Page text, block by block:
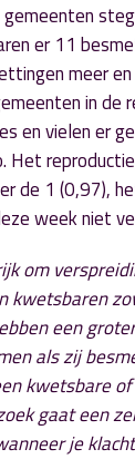
er 11
meer
in de
en vielen er
Het
de 1 (0,97),
week niet
om
kwetsbaren
een
als zij
kwetsbare
gaat een
je